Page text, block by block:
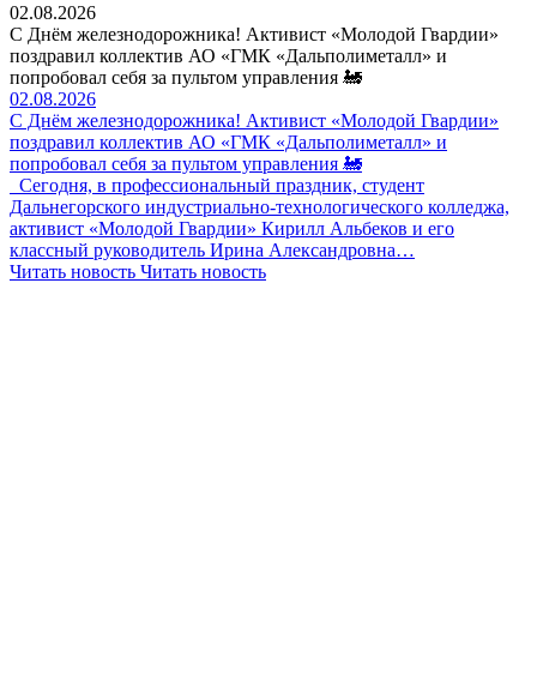
02.08.2026
С Днём железнодорожника! Активист «Молодой Гвардии»
поздравил коллектив АО «ГМК «Дальполиметалл» и
попробовал себя за пультом управления 🚂
02.08.2026
С Днём железнодорожника! Активист «Молодой Гвардии»
поздравил коллектив АО «ГМК «Дальполиметалл» и
попробовал себя за пультом управления 🚂
Сегодня, в профессиональный праздник, студент
Дальнегорского индустриально-технологического колледжа,
активист «Молодой Гвардии» Кирилл Альбеков и его
классный руководитель Ирина Александровна…
Читать новость Читать новость